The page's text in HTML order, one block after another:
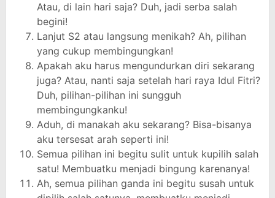
Atau, di lain hari saja? Duh, jadi serba salah
begini!
Lanjut S2 atau langsung menikah? Ah, pilihan
yang cukup membingungkan!
Apakah aku harus mengundurkan diri sekarang
juga? Atau, nanti saja setelah hari raya Idul Fitri?
Duh, pilihan-pilihan ini sungguh
membingungkanku!
Aduh, di manakah aku sekarang? Bisa-bisanya
aku tersesat arah seperti ini!
Semua pilihan ini begitu sulit untuk kupilih salah
satu! Membuatku menjadi bingung karenanya!
Ah, semua pilihan ganda ini begitu susah untuk